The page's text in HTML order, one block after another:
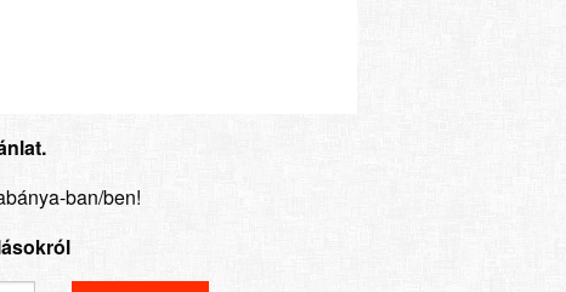
ban/ben!